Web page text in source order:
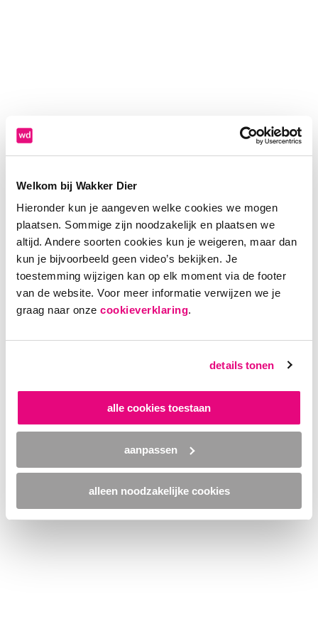
Welkom bij Wakker Dier
Hieronder kun je aangeven welke cookies we mogen
plaatsen. Sommige zijn noodzakelijk en plaatsen we
altijd. Andere soorten cookies kun je weigeren, maar dan
kun je bijvoorbeeld geen video’s bekijken. Je
toestemming wijzigen kan op elk moment via de footer
van de website. Voor meer informatie verwijzen we je
graag naar onze cookieverklaring.
details tonen
alle cookies toestaan
aanpassen
alleen noodzakelijke cookies
Application error: a client-side exception has occurred (see the